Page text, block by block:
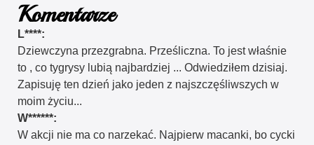
Komentarze
L****:
Dziewczyna przezgrabna. Prześliczna. To jest właśnie
to , co tygrysy lubią najbardziej ... Odwiedziłem dzisiaj.
Zapisuję ten dzień jako jeden z najszczęśliwszych w
moim życiu...
W******:
W akcji nie ma co narzekać. Najpierw macanki, bo cycki